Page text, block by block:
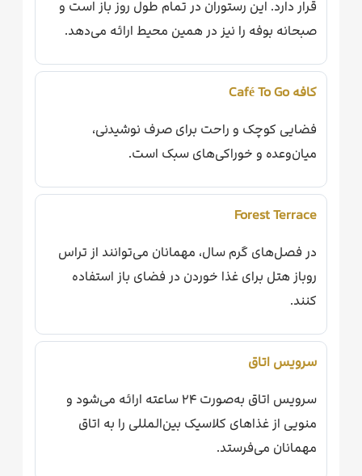
قرار دارد. این رستوران در تمام طول روز باز است و
صبحانه بوفه را نیز در همین محیط ارائه می‌دهد.
کافه Café To Go
فضایی کوچک و راحت برای صرف نوشیدنی،
میان‌وعده و خوراکی‌های سبک است.
Forest Terrace
در فصل‌های گرم سال، مهمانان می‌توانند از تراس
روباز هتل برای غذا خوردن در فضای باز استفاده
کنند.
سرویس اتاق
سرویس اتاق به‌صورت ۲۴ ساعته ارائه می‌شود و
منویی از غذاهای کلاسیک بین‌المللی را به اتاق
مهمانان می‌فرستد.